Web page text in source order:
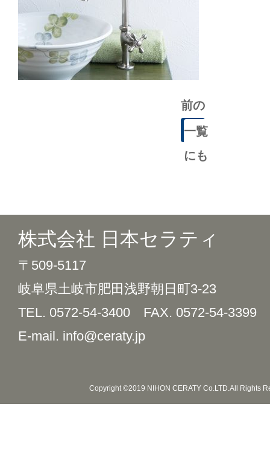
前の
記事
一覧
にも
株式会社 日本セラティ
〒509-5117
岐阜県土岐市肥田浅野朝日町3-23
TEL. 0572-54-3400 FAX. 0572-54-3399
E-mail. info@ceraty.jp
Copyright ©2019 NIHON CERATY Co.LTD.All Rights